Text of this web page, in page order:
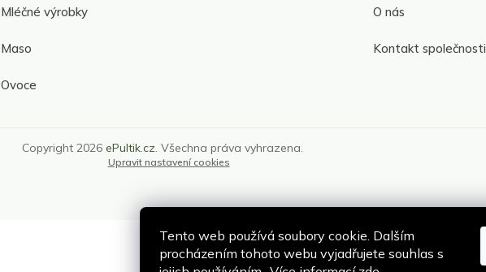
Tento web používá soubory cookie. Dalším
procházením tohoto webu vyjadřujete souhlas s
Mléčné výrobky
Maso
Ovoce
O nás
Kontakt společnosti
Copyright 2026 ePultik.cz. Všechna práva vyhrazena.
Upravit nastavení cookies